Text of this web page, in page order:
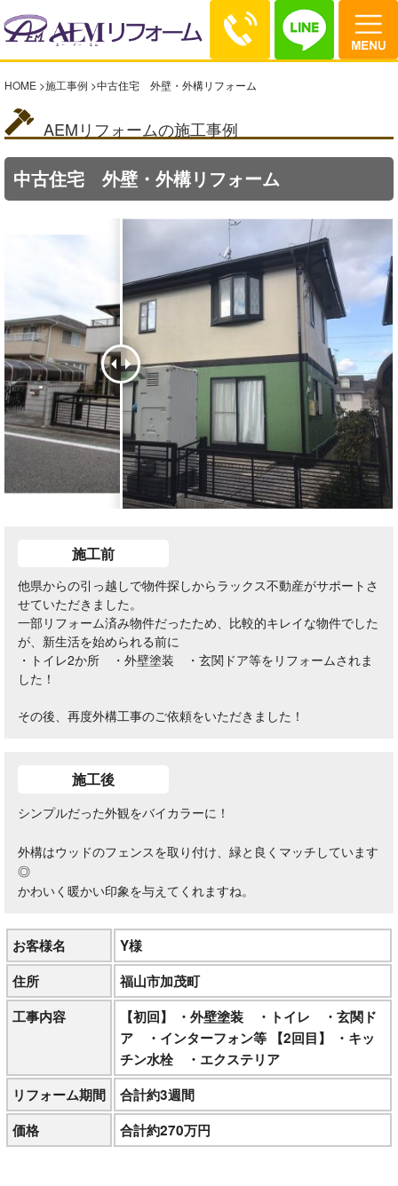
HOME >施工事例 >中古住宅 外壁・外構リフォーム
AEMリフォームの施工事例
中古住宅 外壁・外構リフォーム
施工前
他県からの引っ越しで物件探しからラックス不動産がサポートさ
せていただきました。
一部リフォーム済み物件だったため、比較的キレイな物件でした
が、新生活を始められる前に
・トイレ2か所 ・外壁塗装 ・玄関ドア等をリフォームされま
した！
その後、再度外構工事のご依頼をいただきました！
施工後
シンプルだった外観をバイカラーに！
外構はウッドのフェンスを取り付け、緑と良くマッチしています
◎
かわいく暖かい印象を与えてくれますね。
お客様名
Y様
住所
福山市加茂町
工事内容
【初回】 ・外壁塗装 ・トイレ ・玄関ド
ア ・インターフォン等 【2回目】 ・キッ
チン水栓 ・エクステリア
リフォーム期間
合計約3週間
価格
合計約270万円